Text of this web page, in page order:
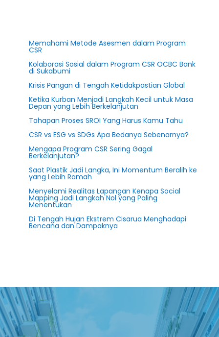
Memahami Metode Asesmen dalam Program
CSR
Kolaborasi Sosial dalam Program CSR OCBC Bank
di Sukabumi
Krisis Pangan di Tengah Ketidakpastian Global
Ketika Kurban Menjadi Langkah Kecil untuk Masa
Depan yang Lebih Berkelanjutan
Tahapan Proses SROI Yang Harus Kamu Tahu
CSR vs ESG vs SDGs Apa Bedanya Sebenarnya?
Mengapa Program CSR Sering Gagal
Berkelanjutan?
Saat Plastik Jadi Langka, Ini Momentum Beralih ke
yang Lebih Ramah
Menyelami Realitas Lapangan Kenapa Social
Mapping Jadi Langkah Nol yang Paling
Menentukan
Di Tengah Hujan Ekstrem Cisarua Menghadapi
Bencana dan Dampaknya